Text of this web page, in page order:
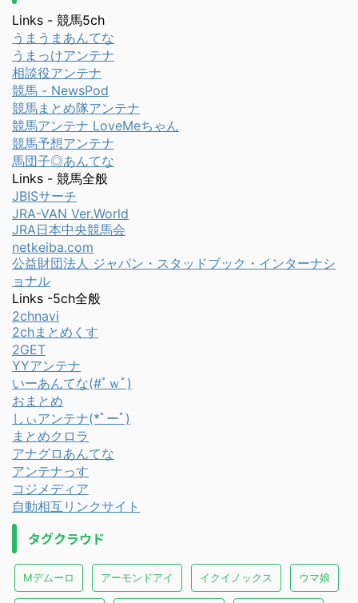
Links - 競馬5ch
うまうまあんてな
うまっけアンテナ
相談役アンテナ
競馬 - NewsPod
競馬まとめ隊アンテナ
競馬アンテナ LoveMeちゃん
競馬予想アンテナ
馬団子◎あんてな
Links - 競馬全般
JBISサーチ
JRA-VAN Ver.World
JRA日本中央競馬会
netkeiba.com
公益財団法人 ジャパン・スタッドブック・インターナシ
ョナル
Links -5ch全般
2chnavi
2chまとめくす
2GET
YYアンテナ
いーあんてな(#ﾟｗﾟ)
おまとめ
しぃアンテナ(*ﾟーﾟ)
まとめクロラ
アナグロあんてな
アンテナっす
コジメディア
自動相互リンクサイト
タグクラウド
Mデムーロ アーモンドアイ イクイノックス ウマ娘